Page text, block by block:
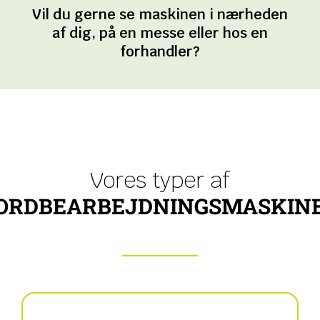
Vil du gerne se maskinen i nærheden
af dig, på en messe eller hos en
forhandler?
Vores typer af